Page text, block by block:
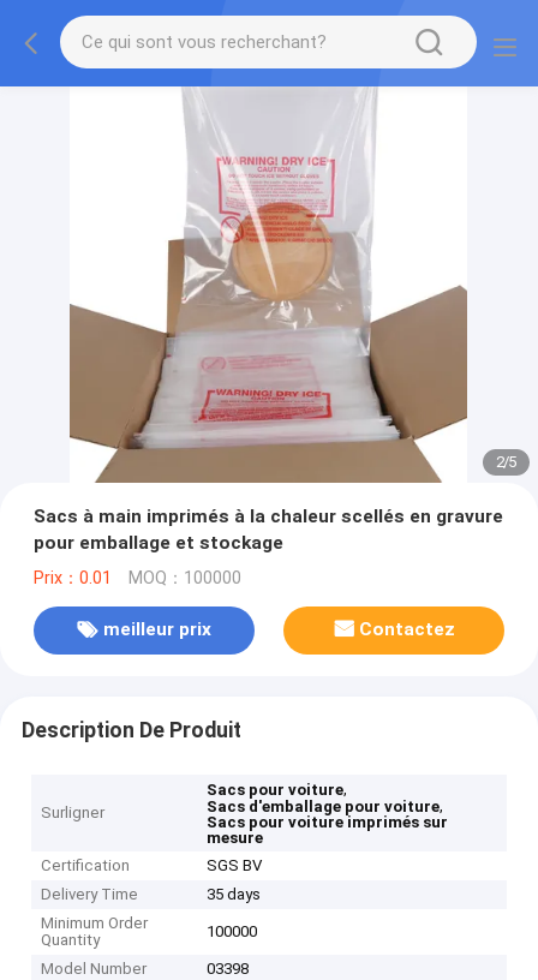
2/5
Sacs à main imprimés à la chaleur scellés en gravure
pour emballage et stockage
Prix：0.01 MOQ：100000
meilleur prix Contactez
Description De Produit
Surligner
Sacs pour voiture,
Sacs d'emballage pour voiture,
Sacs pour voiture imprimés sur
mesure
Certification
SGS BV
Delivery Time
35 days
Minimum Order
Quantity
100000
Model Number
03398